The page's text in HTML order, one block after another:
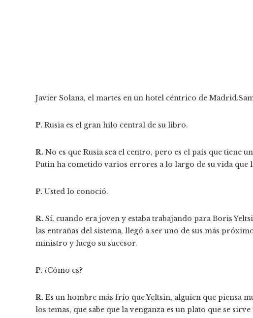
Javier Solana, el martes en un hotel céntrico de Madrid.
P. Rusia es el gran hilo central de su libro.
R. No es que Rusia sea el centro, pero es el país que tiene
Putin ha cometido varios errores a lo largo de su vida que
P. Usted lo conoció.
R. Sí, cuando era joven y estaba trabajando para Boris
las entrañas del sistema, llegó a ser uno de sus más
ministro y luego su sucesor.
P. ¿Cómo es?
R. Es un hombre más frío que Yeltsin, alguien que piensa
los temas, que sabe que la venganza es un plato que se